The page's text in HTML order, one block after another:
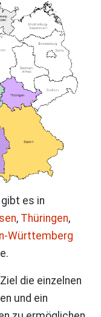
es in
, Thüringen,
Württemberg
die einzelnen
und ein